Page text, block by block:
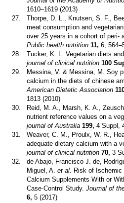
1610–1619 (2013)
27.
Thorpe, D. L., Knutsen, S. F.,
meat consumption and
over 25 years in a cohort of peri-
Public health nutrition 11,6,
28.
Tucker, K. L. Vegetarian diets
journal of clinical nutrition 100
29.
Messina, V. & Messina, M. Soy
calcium in the diets of chinese
American Dietetic Association
1813 (2010)
30.
Reid, M. A., Marsh, K. A.,
nutrient reference values on a
journal of Australia 199,4 Suppl,
31.
Weaver, C. M., Proulx, W. R.,
adequate dietary calcium with a
journal of clinical nutrition 70,3
32.
de Abajo, Francisco J. de,
Miguel, A. et al. Risk of Ischemic
Calcium Supplements With or
Case-Control Study.Journal of
6,5 (2017)